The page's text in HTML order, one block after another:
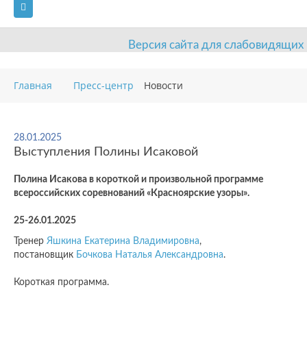
Версия сайта для слабовидящих
ГЛАВНАЯ
ВИДЫ СПОРТА
ОЦЕНКА КАЧЕСТВА ОБРАЗОВАНИЯ ВАКАНСИИ
ПЛАТНЫЕ УСЛУГИ
Главная Пресс-центр Новости
28.01.2025
Выступления Полины Исаковой
Полина Исакова в короткой и произвольной программе
всероссийских соревнований «Красноярские узоры».
25-26.01.2025
Тренер Яшкина Екатерина Владимировна,
постановщик Бочкова Наталья Александровна.
Короткая программа.